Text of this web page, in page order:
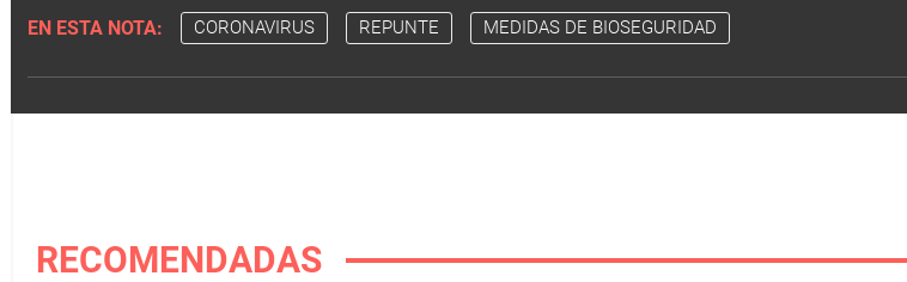
EN ESTA NOTA: CORONAVIRUS REPUNTE MEDIDAS DE BIOSEGURIDAD
RECOMENDADAS